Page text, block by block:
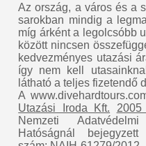
Az ország, a város és a
sarokban mindig a
míg árként a legolcsóbb
között nincsen
kedvezményes utazási
így nem kell
látható a teljes fizetendő
A
Utazási Iroda Kft.
Nemzeti
Hatóságnál